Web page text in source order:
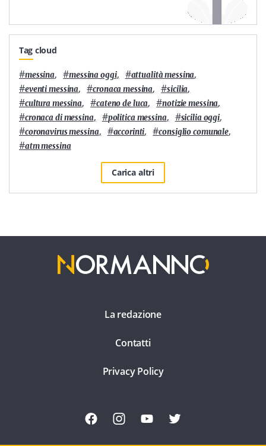
Tag cloud
#messina, #messina oggi, #attualità messina,
#eventi messina, #cronaca messina, #sicilia,
#cultura messina, #cateno de luca, #notizie messina,
#cronaca di messina, #politica messina, #sicilia oggi,
#coronavirus messina, #accorinti, #consiglio comunale,
#atm messina
Carica altri
La redazione
Contatti
Privacy Policy